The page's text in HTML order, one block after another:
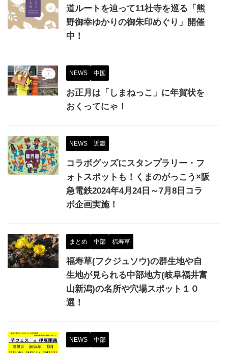
道ルートを辿って11社寺を巡る「熊
野御幸ゆかりの御朱印めぐり」開催
中！
NEWS 中国
お正月は「しまねっこ」に年賀状を
おくってにゃ！
NEWS 近畿
コラボグッズにスタンプラリー・フ
ォトスポットも！くまのがっこう×阪
急電鉄2024年4月24日～7月8日コラ
ボ企画実施！
まとめ 中部 福寿草
福寿草(フクジュソウ)の群生地や自
生地が見られる中部地方(岐阜福井富
山新潟)の名所や穴場スポット１０
選！
NEWS 中部